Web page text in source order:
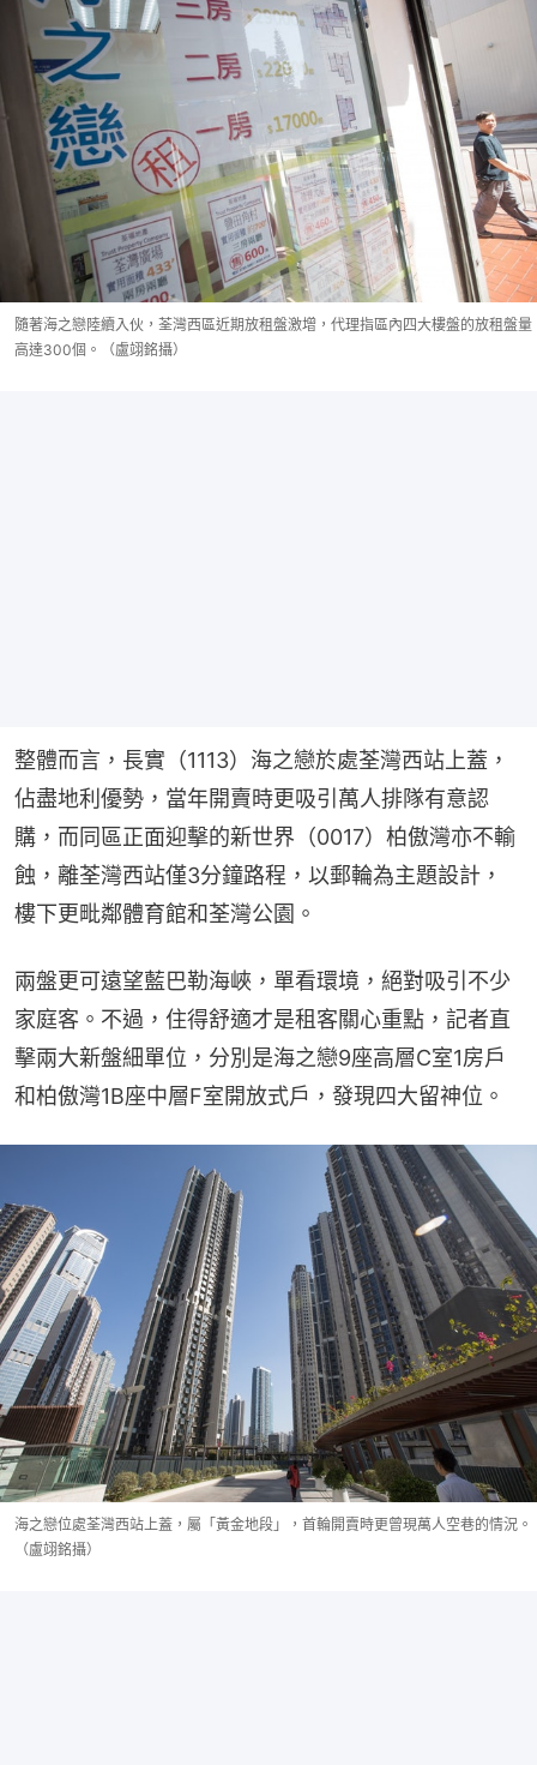
隨著海之戀陸續入伙，荃灣西區近期放租盤激增，代理指區內四大樓盤的放租盤量
高達300個。（盧翊銘攝）
整體而言，長實（1113）海之戀於處荃灣西站上蓋，
佔盡地利優勢，當年開賣時更吸引萬人排隊有意認
購，而同區正面迎擊的新世界（0017）柏傲灣亦不輸
蝕，離荃灣西站僅3分鐘路程，以郵輪為主題設計，
樓下更毗鄰體育館和荃灣公園。
兩盤更可遠望藍巴勒海峽，單看環境，絕對吸引不少
家庭客。不過，住得舒適才是租客關心重點，記者直
擊兩大新盤細單位，分別是海之戀9座高層C室1房戶
和柏傲灣1B座中層F室開放式戶，發現四大留神位。
海之戀位處荃灣西站上蓋，屬「黃金地段」，首輪開賣時更曾現萬人空巷的情況。
（盧翊銘攝）